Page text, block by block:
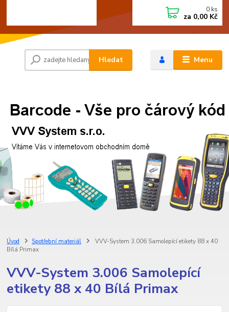
Menu
Hledat
0 ks
za 0,00 Kč
Úvod Spotřební materiál
VVV-System 3.006 Samolepící etikety 88 x 40
Bílá Primax
VVV-System 3.006 Samolepící
etikety 88 x 40 Bílá Primax